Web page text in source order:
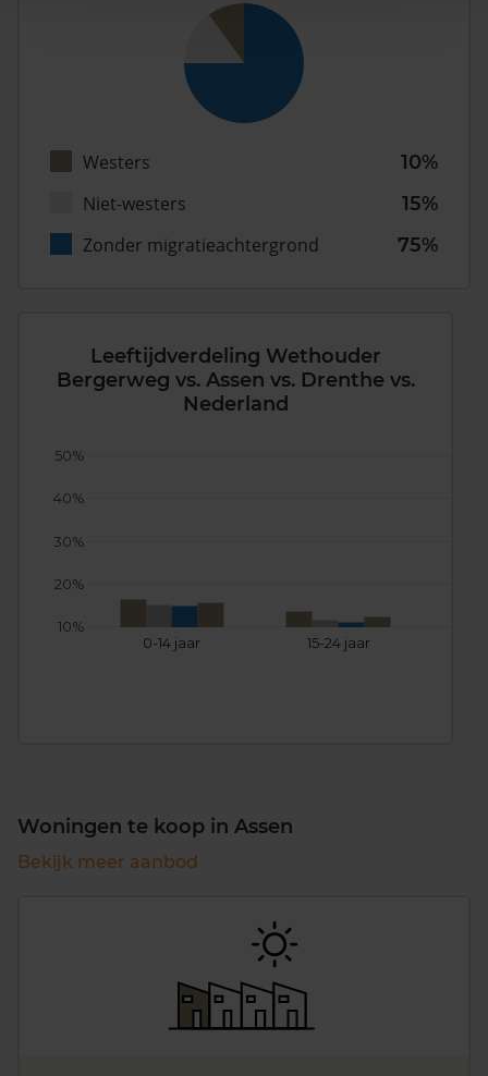
Westers
10%
Niet-westers
15%
Zonder migratieachtergrond
75%
Leeftijdverdeling Wethouder
Bergerweg vs. Assen vs. Drenthe vs.
Nederland
0-14 jaar 15-24 jaar
10%
20%
30%
40%
50%
Woningen te koop in Assen
Bekijk meer aanbod